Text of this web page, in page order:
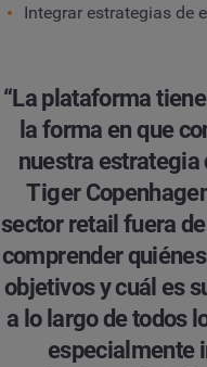
Integrar estrategias de
“La plataforma
la forma en que
nuestra
Tiger
sector retail fuera
comprender
objetivos y cuál es
a lo largo de todos
especialmente